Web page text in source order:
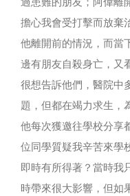
擔心我會受打擊而放棄
他離開前的情況，而
邊有朋友自殺身亡，又
很想告訴他們，醫院中
題，但都在竭力求生，
他每次獲邀往學校分享
位同學質疑我辛苦來學
即時有所得著？當時我
時帶來很大影響，但如